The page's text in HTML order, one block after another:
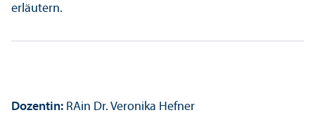
erläutern.
Dozentin: RAin Dr. Veronika Hefner